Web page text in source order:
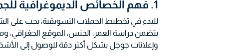
1. فهم الخصائص الديموغرافية للجمهور
للبدء في تخطيط الحملات التسويقية، يجب على
يتضمن دراسة العمر، الجنس، الموقع الجغرافي،
وإعلانات جوجل بشكل أكثر دقة للوصول إلى